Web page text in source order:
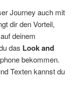
Journey auch mit
dir den Vorteil,
deinem
das Look and
bekommen.
Texten kannst du